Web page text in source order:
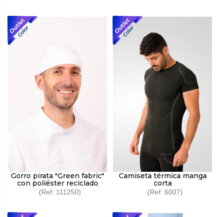
Gorro pirata "Green fabric"
con poliéster reciclado
111250
Camiseta térmica manga
corta
6007